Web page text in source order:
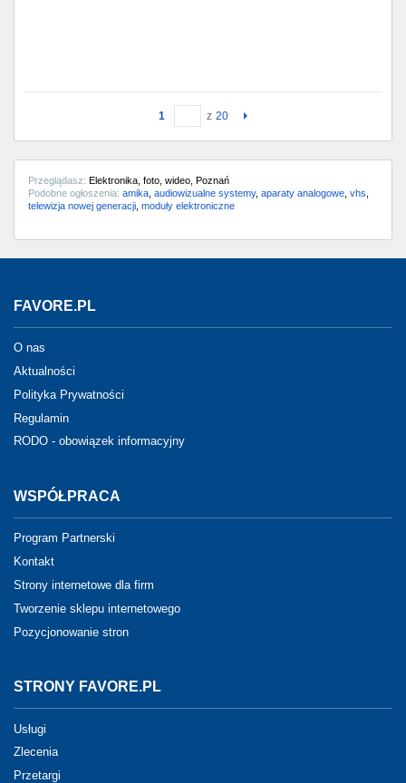
1 z 20
Przeglądasz: Elektronika, foto, wideo, Poznań
Podobne ogłoszenia: amika audiowizualne systemy, aparaty analogowe vhs
telewizja nowej generacji moduły elektroniczne
FAVORE.PL
O nas
Aktualności
Polityka Prywatności
Regulamin
RODO - obowiązek informacyjny
WSPÓŁPRACA
Program Partnerski
Kontakt
Strony internetowe dla firm
Tworzenie sklepu internetowego
Pozycjonowanie stron
STRONY FAVORE.PL
Usługi
Zlecenia
Przetargi